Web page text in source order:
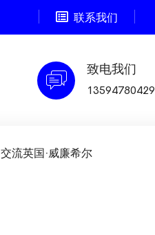
联系我们
致电我们
13594780429
交流英国·威廉希尔